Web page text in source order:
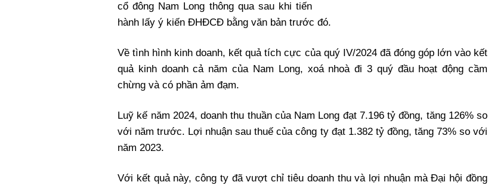
cổ đông Nam Long thông qua sau khi tiến
hành lấy ý kiến ĐHĐCĐ bằng văn bản trước đó.
Về tình hình kinh doanh, kết quả tích cực của quý IV/2024 đã đóng góp lớn vào kết
quả kinh doanh cả năm của Nam Long, xoá nhoà đi 3 quý đầu hoạt động cầm
chừng và có phần ảm đạm.
Luỹ kế năm 2024, doanh thu thuần của Nam Long đạt 7.196 tỷ đồng, tăng 126% so
với năm trước. Lợi nhuận sau thuế của công ty đạt 1.382 tỷ đồng, tăng 73% so với
năm 2023.
Với kết quả này, công ty đã vượt chỉ tiêu doanh thu và lợi nhuận mà Đại hội đồng